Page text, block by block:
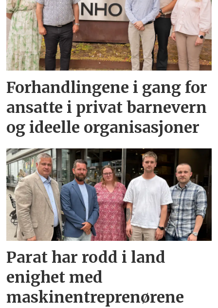
Forhandlingene i gang for
ansatte i privat barnevern
og ideelle organisasjoner
Parat har rodd i land
enighet med
maskinentreprenørene